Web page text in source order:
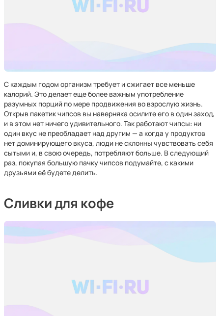
С каждым годом организм требует и сжигает все меньше
калорий. Это делает еще более важным употребление
разумных порций по мере продвижения во взрослую жизнь.
Открыв пакетик чипсов вы наверняка осилите его в один заход,
и в этом нет ничего удивительного. Так работают чипсы: ни
один вкус не преобладает над другим — а когда у продуктов
нет доминирующего вкуса, люди не склонны чувствовать себя
сытыми и, в свою очередь, потребляют больше. В следующий
раз, покупая большую пачку чипсов подумайте, с какими
друзьями её будете делить.
Сливки для кофе